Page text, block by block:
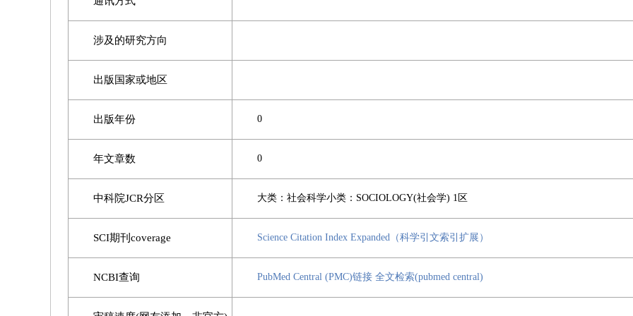
涉及的研究方向
出版国家或地区
出版年份 0
年文章数 0
中科院JCR分区 大类：社会科学小类：SOCIOLOGY(社会学) 1区
SCI期刊coverage Science Citation Index Expanded（科学引文索引扩展）
NCBI查询 PubMed Central (PMC)链接 全文检索(pubmed central)